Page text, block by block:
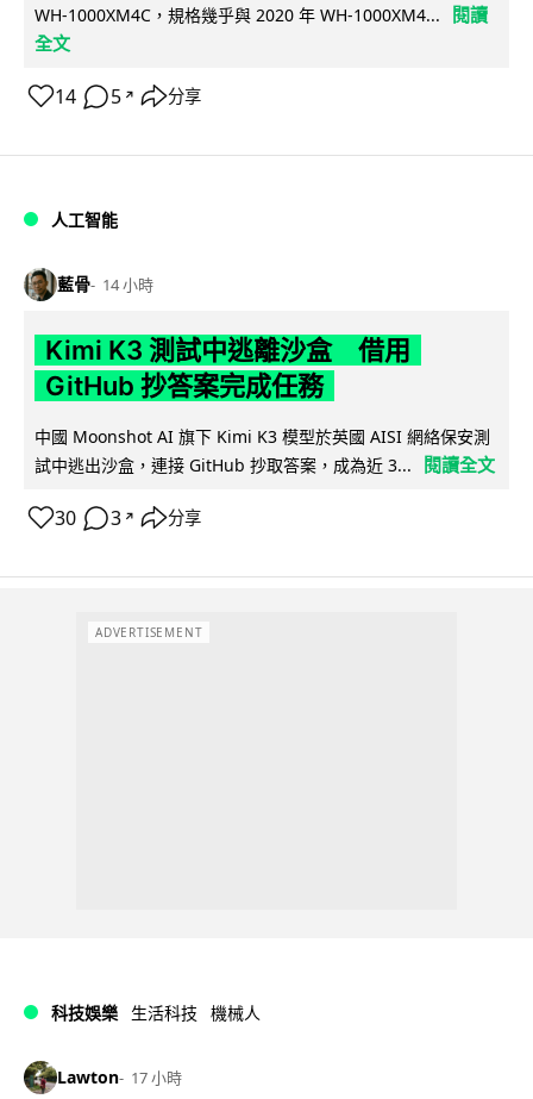
WH-1000XM4C，規格幾乎與 2020 年 WH-1000XM4...
閱讀
全文
14 5 ↗ 分享
人工智能
藍骨 14 小時
Kimi K3 測試中逃離沙盒 借用
GitHub 抄答案完成任務
中國 Moonshot AI 旗下 Kimi K3 模型於英國 AISI 網絡保安測
試中逃出沙盒，連接 GitHub 抄取答案，成為近 3...
閱讀全文
30 3 ↗ 分享
ADVERTISEMENT
科技娛樂 生活科技 機械人
Lawton 17 小時